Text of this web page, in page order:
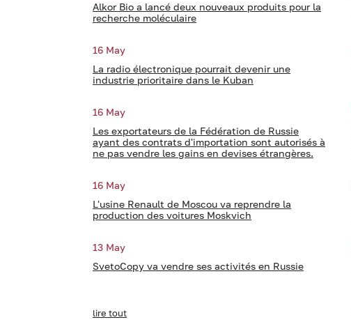
Alkor Bio a lancé deux nouveaux produits pour la
recherche moléculaire
16 May
La radio électronique pourrait devenir une
industrie prioritaire dans le Kuban
16 May
Les exportateurs de la Fédération de Russie
ayant des contrats d'importation sont autorisés à
ne pas vendre les gains en devises étrangères.
16 May
L'usine Renault de Moscou va reprendre la
production des voitures Moskvich
13 May
SvetoCopy va vendre ses activités en Russie
lire tout